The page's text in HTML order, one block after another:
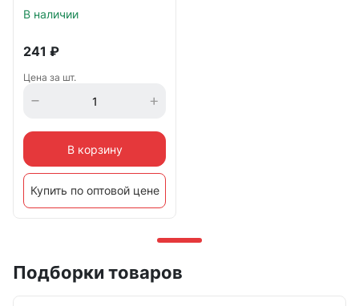
В наличии
241 ₽
Цена за шт.
В корзину
Купить по оптовой цене
Подборки товаров